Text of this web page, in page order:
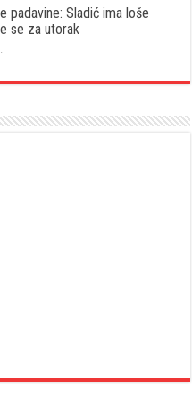
padavine: Sladić ima loše
se za utorak